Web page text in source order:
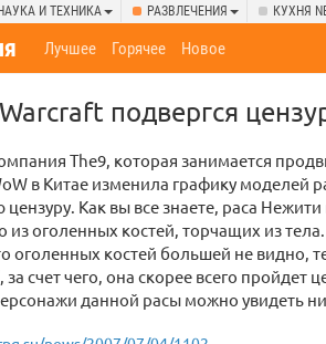
НАУКА И ТЕХНИКА РАЗВЛЕЧЕНИЯ КУХНЯ
Лучшее Горячее Новое
подвергся
The9, которая занимается
в Китае изменила графику моделей
Как вы все знаете, раса Нежити
из оголенных костей, торчащих из
оголенных костей большей не видно,
счет чего, она скорее всего пройдет
данной расы можно увидеть